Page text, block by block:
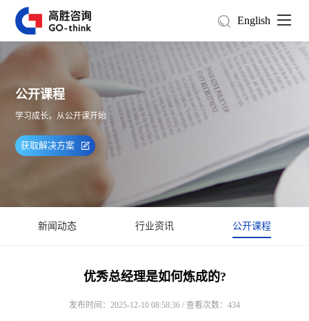
English
公开课程
学习成长，从公开课开始
获取解决方案
新闻动态 行业资讯 公开课程
优秀总经理是如何炼成的?
发布时间：2025-12-10 08:58:36 / 查看次数：434